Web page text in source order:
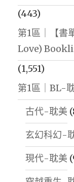
(443)
第1區｜【書
Love)
(1,551)
第1區｜BL-
古代-耽美
玄幻科幻-
現代-耽美